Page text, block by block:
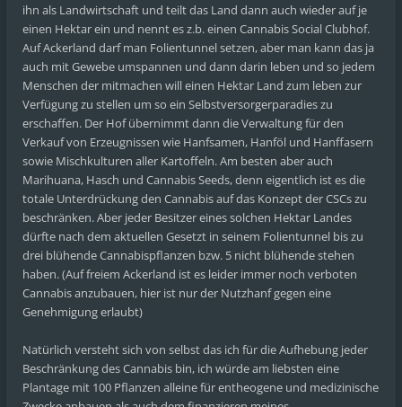
ihn als Landwirtschaft und teilt das Land dann auch wieder auf je
einen Hektar ein und nennt es z.b. einen Cannabis Social Clubhof.
Auf Ackerland darf man Folientunnel setzen, aber man kann das ja
auch mit Gewebe umspannen und dann darin leben und so jedem
Menschen der mitmachen will einen Hektar Land zum leben zur
Verfügung zu stellen um so ein Selbstversorgerparadies zu
erschaffen. Der Hof übernimmt dann die Verwaltung für den
Verkauf von Erzeugnissen wie Hanfsamen, Hanföl und Hanffasern
sowie Mischkulturen aller Kartoffeln. Am besten aber auch
Marihuana, Hasch und Cannabis Seeds, denn eigentlich ist es die
totale Unterdrückung den Cannabis auf das Konzept der CSCs zu
beschränken. Aber jeder Besitzer eines solchen Hektar Landes
dürfte nach dem aktuellen Gesetzt in seinem Folientunnel bis zu
drei blühende Cannabispflanzen bzw. 5 nicht blühende stehen
haben. (Auf freiem Ackerland ist es leider immer noch verboten
Cannabis anzubauen, hier ist nur der Nutzhanf gegen eine
Genehmigung erlaubt)
Natürlich versteht sich von selbst das ich für die Aufhebung jeder
Beschränkung des Cannabis bin, ich würde am liebsten eine
Plantage mit 100 Pflanzen alleine für entheogene und medizinische